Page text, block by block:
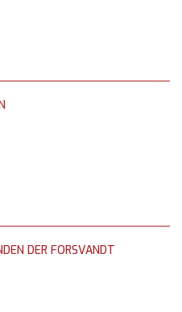
DER FORSVANDT